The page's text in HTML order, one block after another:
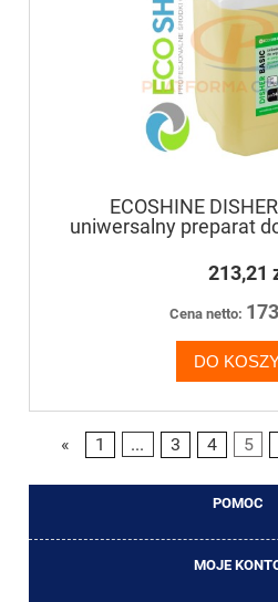
ECOSHINE
uniwersalny preparat
zmywarkach
213,21
Cena netto:
DO
« 1 ... 3 4 5
POMOC
MOJE